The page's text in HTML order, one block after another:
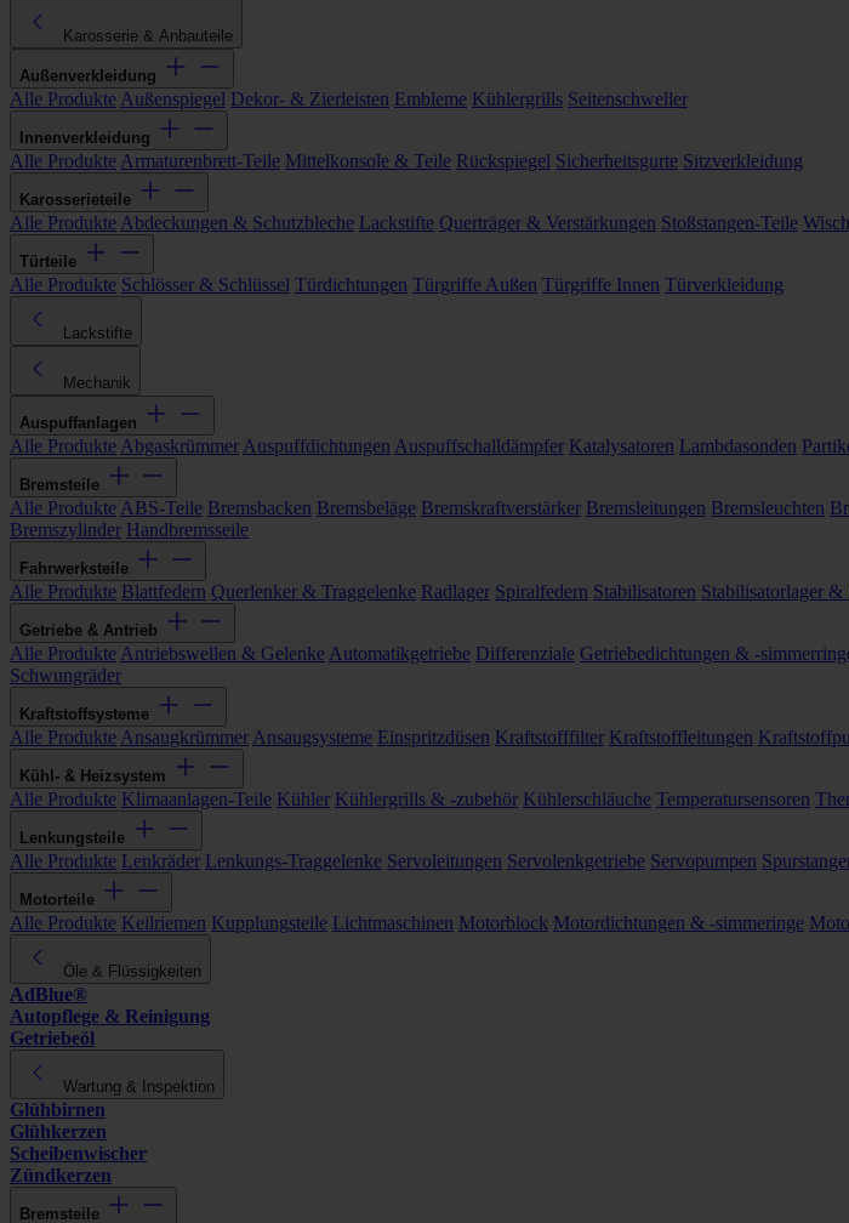
Karosserie & Anbauteile
Außenverkleidung
Alle Produkte Außenspiegel Dekor- & Zierleisten Embleme Kühlergrills Seitenschweller
Innenverkleidung
Alle Produkte Armaturenbrett-Teile Mittelkonsole & Teile Rückspiegel Sicherheitsgurte Sitzverkleidung
Karosserieteile
Alle Produkte Abdeckungen & Schutzbleche Lackstifte Querträger & Verstärkungen Stoßstangen-Teile
Türteile
Alle Produkte Schlösser & Schlüssel Türdichtungen Türgriffe Außen Türgriffe Innen Türverkleidung
Lackstifte
Mechanik
Auspuffanlagen
Alle Produkte Abgaskrümmer Auspuffdichtungen Auspuffschalldämpfer Katalysatoren Lambdasonden
Bremsteile
Alle Produkte ABS-Teile Bremsbacken Bremsbeläge Bremskraftverstärker Bremsleitungen Bremsleuchten
Bremszylinder Handbremsseile
Fahrwerksteile
Alle Produkte Blattfedern Querlenker & Traggelenke Radlager Spiralfedern Stabilisatoren Stabilisatorlager &
Getriebe & Antrieb
Alle Produkte Antriebswellen & Gelenke Automatikgetriebe Differenziale Getriebedichtungen & -
Schwungräder
Kraftstoffsysteme
Alle Produkte Ansaugkrümmer Ansaugsysteme Einspritzdüsen Kraftstofffilter Kraftstoffleitungen
Kühl- & Heizsystem
Alle Produkte Klimaanlagen-Teile Kühler Kühlergrills & -zubehör Kühlerschläuche Temperatursensoren
Lenkungsteile
Alle Produkte Lenkräder Lenkungs-Traggelenke Servoleitungen Servolenkgetriebe Servopumpen
Motorteile
Alle Produkte Keilriemen Kupplungsteile Lichtmaschinen Motorblock Motordichtungen & -simmeringe
Öle & Flüssigkeiten
AdBlue®
Autopflege & Reinigung
Getriebeöl
Wartung & Inspektion
Glühbirnen
Glühkerzen
Scheibenwischer
Zündkerzen
Bremsteile